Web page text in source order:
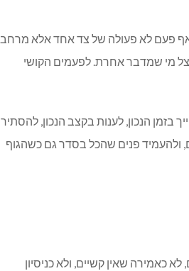
פעם לא פעולה של צד אחד אלא מרחב
מי שמדבר אחרת. לפעמים הקושי
הנכון, לענות בקצב הנכון, להסתיר
ולהעמיד פנים שהכל בסדר גם כשהגוף
כאמירה שאין קשיים, ולא כניסיון